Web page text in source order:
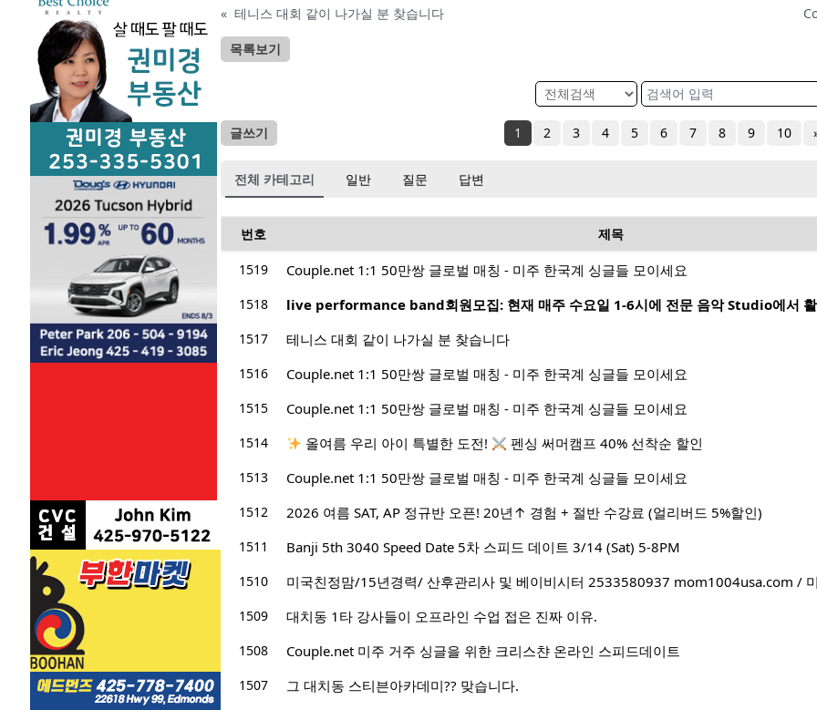
« 테니스 대회 같이 나가실 분 찾습니다
목록보기
글쓰기 1 2 3 4 5 6 7 8 9 10
전체 카테고리 일반 질문 답변
번호 제목
1519 Couple.net 1:1 50만쌍 글로벌 매칭 - 미주 한국계 싱글들 모이세요
1518
1517
테니스 대회 같이 나가실 분 찾습니다
1516
Couple.net 1:1 50만쌍 글로벌 매칭 - 미주 한국계 싱글들 모이세요
1515
Couple.net 1:1 50만쌍 글로벌 매칭 - 미주 한국계 싱글들 모이세요
1514
올여름 우리 아이 특별한 도전! 펜싱 써머캠프 40% 선착순 할인
1513
Couple.net 1:1 50만쌍 글로벌 매칭 - 미주 한국계 싱글들 모이세요
1512
2026 여름 SAT, AP 정규반 오픈! 20년↑ 경험 + 절반 수강료 (얼리버드 5%할인)
1511
Banji 5th 3040 Speed Date 5차 스피드 데이트 3/14 (Sat) 5-8PM
1510
미국친정맘/15년경력/ 산후관리사 및 베이비시터 2533580937 mom1004usa.com /
1509
대치동 1타 강사들이 오프라인 수업 접은 진짜 이유.
1508
Couple.net 미주 거주 싱글을 위한 크리스챤 온라인 스피드데이트
1507
그 대치동 스티븐아카데미?? 맞습니다.